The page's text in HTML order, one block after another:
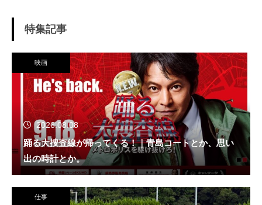
特集記事
映画
2026.08.08
踊る大捜査線が帰ってくる！｜青島コートとか、思い
出の時計とか。
仕事